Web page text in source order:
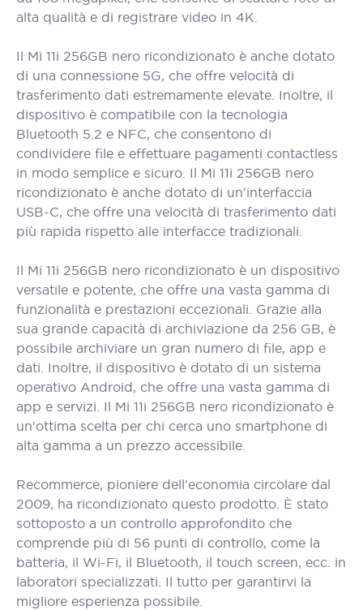
alta qualità e di registrare video in 4K.
Il Mi 11i 256GB nero ricondizionato è anche dotato
di una connessione 5G, che offre velocità di
trasferimento dati estremamente elevate. Inoltre, il
dispositivo è compatibile con la tecnologia
Bluetooth 5.2 e NFC, che consentono di
condividere file e effettuare pagamenti contactless
in modo semplice e sicuro. Il Mi 11i 256GB nero
ricondizionato è anche dotato di un'interfaccia
USB-C, che offre una velocità di trasferimento dati
più rapida rispetto alle interfacce tradizionali.
Il Mi 11i 256GB nero ricondizionato è un dispositivo
versatile e potente, che offre una vasta gamma di
funzionalità e prestazioni eccezionali. Grazie alla
sua grande capacità di archiviazione da 256 GB, è
possibile archiviare un gran numero di file, app e
dati. Inoltre, il dispositivo è dotato di un sistema
operativo Android, che offre una vasta gamma di
app e servizi. Il Mi 11i 256GB nero ricondizionato è
un'ottima scelta per chi cerca uno smartphone di
alta gamma a un prezzo accessibile.
Recommerce, pioniere dell'economia circolare dal
2009, ha ricondizionato questo prodotto. È stato
sottoposto a un controllo approfondito che
comprende più di 56 punti di controllo, come la
batteria, il Wi-Fi, il Bluetooth, il touch screen, ecc. in
laboratori specializzati. Il tutto per garantirvi la
migliore esperienza possibile.